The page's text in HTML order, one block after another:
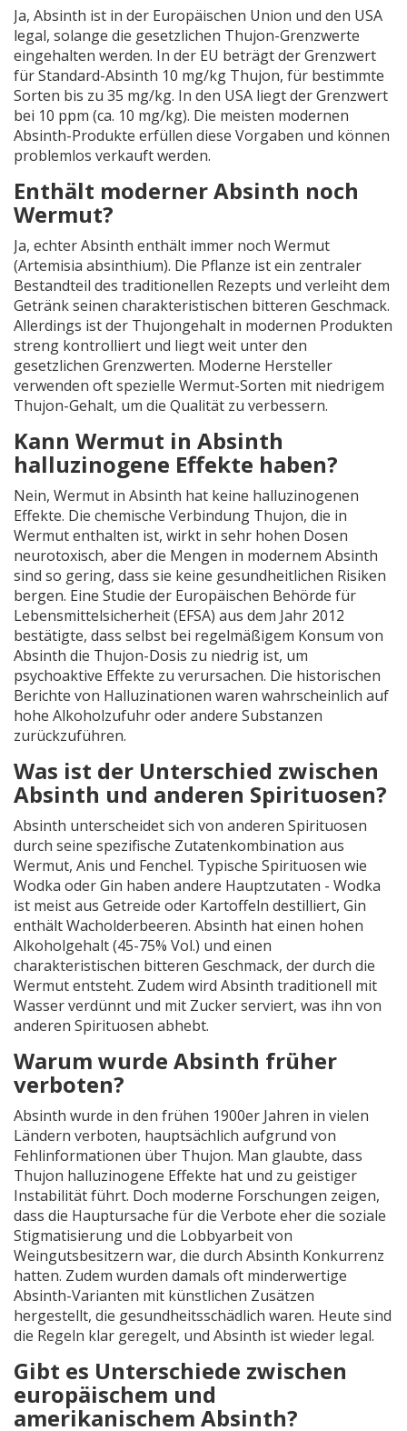
Ja, Absinth ist in der Europäischen Union und den USA
legal, solange die gesetzlichen Thujon-Grenzwerte
eingehalten werden. In der EU beträgt der Grenzwert
für Standard-Absinth 10 mg/kg Thujon, für bestimmte
Sorten bis zu 35 mg/kg. In den USA liegt der Grenzwert
bei 10 ppm (ca. 10 mg/kg). Die meisten modernen
Absinth-Produkte erfüllen diese Vorgaben und können
problemlos verkauft werden.
Enthält moderner Absinth noch
Wermut?
Ja, echter Absinth enthält immer noch Wermut
(Artemisia absinthium). Die Pflanze ist ein zentraler
Bestandteil des traditionellen Rezepts und verleiht dem
Getränk seinen charakteristischen bitteren Geschmack.
Allerdings ist der Thujongehalt in modernen Produkten
streng kontrolliert und liegt weit unter den
gesetzlichen Grenzwerten. Moderne Hersteller
verwenden oft spezielle Wermut-Sorten mit niedrigem
Thujon-Gehalt, um die Qualität zu verbessern.
Kann Wermut in Absinth
halluzinogene Effekte haben?
Nein, Wermut in Absinth hat keine halluzinogenen
Effekte. Die chemische Verbindung Thujon, die in
Wermut enthalten ist, wirkt in sehr hohen Dosen
neurotoxisch, aber die Mengen in modernem Absinth
sind so gering, dass sie keine gesundheitlichen Risiken
bergen. Eine Studie der Europäischen Behörde für
Lebensmittelsicherheit (EFSA) aus dem Jahr 2012
bestätigte, dass selbst bei regelmäßigem Konsum von
Absinth die Thujon-Dosis zu niedrig ist, um
psychoaktive Effekte zu verursachen. Die historischen
Berichte von Halluzinationen waren wahrscheinlich auf
hohe Alkoholzufuhr oder andere Substanzen
zurückzuführen.
Was ist der Unterschied zwischen
Absinth und anderen Spirituosen?
Absinth unterscheidet sich von anderen Spirituosen
durch seine spezifische Zutatenkombination aus
Wermut, Anis und Fenchel. Typische Spirituosen wie
Wodka oder Gin haben andere Hauptzutaten - Wodka
ist meist aus Getreide oder Kartoffeln destilliert, Gin
enthält Wacholderbeeren. Absinth hat einen hohen
Alkoholgehalt (45-75% Vol.) und einen
charakteristischen bitteren Geschmack, der durch die
Wermut entsteht. Zudem wird Absinth traditionell mit
Wasser verdünnt und mit Zucker serviert, was ihn von
anderen Spirituosen abhebt.
Warum wurde Absinth früher
verboten?
Absinth wurde in den frühen 1900er Jahren in vielen
Ländern verboten, hauptsächlich aufgrund von
Fehlinformationen über Thujon. Man glaubte, dass
Thujon halluzinogene Effekte hat und zu geistiger
Instabilität führt. Doch moderne Forschungen zeigen,
dass die Hauptursache für die Verbote eher die soziale
Stigmatisierung und die Lobbyarbeit von
Weingutsbesitzern war, die durch Absinth Konkurrenz
hatten. Zudem wurden damals oft minderwertige
Absinth-Varianten mit künstlichen Zusätzen
hergestellt, die gesundheitsschädlich waren. Heute sind
die Regeln klar geregelt, und Absinth ist wieder legal.
Gibt es Unterschiede zwischen
europäischem und
amerikanischem Absinth?